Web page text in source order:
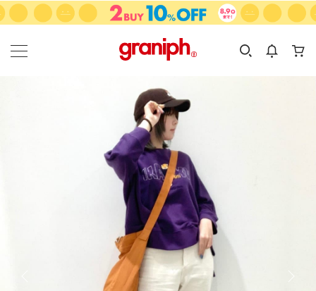
カテゴリーから探す
KIDS
カテゴリ
サイズ